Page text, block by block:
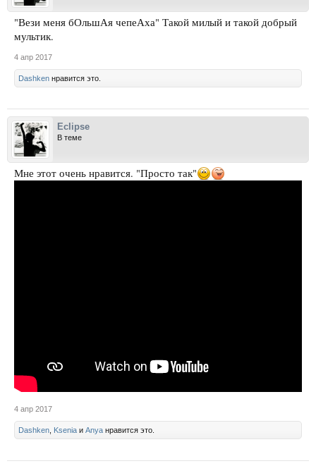
"Вези меня бОльшАя чепеАха" Такой милый и такой добрый
мультик.
4 апр 2017
Dashken нравится это.
Eclipse
В теме
Мне этот очень нравится. "Просто так"
4 апр 2017
Dashken Ksenia и Anya нравится это.